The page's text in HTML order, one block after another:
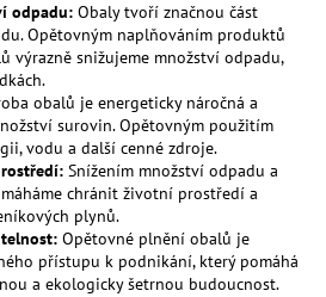
odpadu: Obaly tvoří značnou část
Opětovným naplňováním produktů
výrazně snižujeme množství odpadu,
obalů je energeticky náročná a
surovin.Opětovným použitím
vodu a další cenné zdroje.
Snížením množství odpadu a
chránit životní prostředí a
plynů.
Opětovné plnění obalů je
přístupu k podnikání,který pomáhá
a ekologicky šetrnou budoucnost.